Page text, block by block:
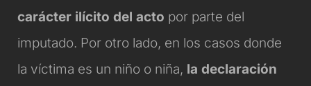
carácter ilícito del acto por parte del
imputado. Por otro lado, en los casos donde
la víctima es un niño o niña, la declaración